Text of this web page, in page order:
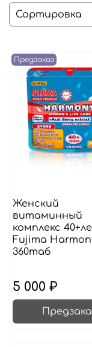
Предзаказ
Женский
витаминный
комплекс
Fujima
360таб
5 000 ₽